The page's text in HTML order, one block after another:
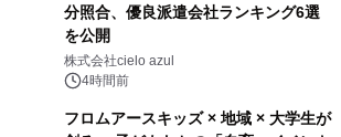
分照合、優良派遣会社ランキング6選
を公開
株式会社cielo azul
4時間前
フロムアースキッズ × 地域 × 大学生が